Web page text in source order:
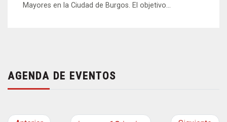
Mayores en la Ciudad de Burgos. El objetivo...
AGENDA DE EVENTOS